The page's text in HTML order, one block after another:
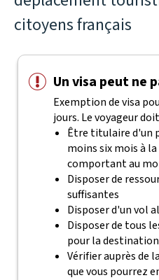
citoyens français
Un visa peut ne
Exemption de visa
jours. Le voyageur
Être titulaire d'un
moins six mois à
comportant au
Disposer de
suffisantes
Disposer d'un vol
Disposer de tous
pour la
Vérifier auprès de
que vous pourrez